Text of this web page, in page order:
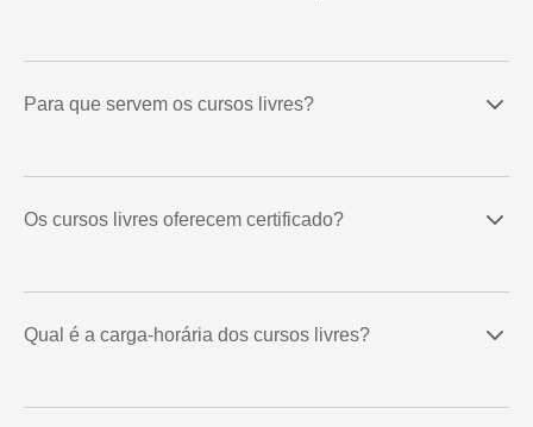
Para que servem os cursos livres?
Os cursos livres oferecem certificado?
Qual é a carga-horária dos cursos livres?